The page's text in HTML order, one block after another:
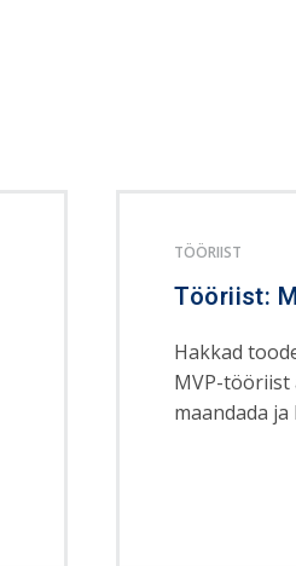
TÖÖRIIST
Tööriist:
Hakkad
MVP-tööriist
maandada